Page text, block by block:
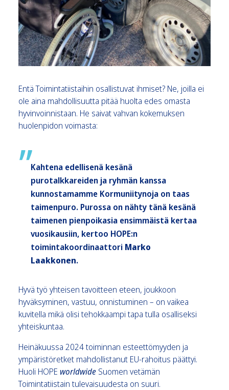
Entä Toimintatiistaihin osallistuvat ihmiset? Ne, joilla ei
ole aina mahdollisuutta pitää huolta edes omasta
hyvinvoinnistaan. He saivat vahvan kokemuksen
huolenpidon voimasta:
Kahtena edellisenä kesänä
purotalkkareiden ja ryhmän kanssa
kunnostamamme Kormuniitynoja on taas
taimenpuro. Purossa on nähty tänä kesänä
taimenen pienpoikasia ensimmäistä kertaa
vuosikausiin, kertoo HOPE:n
toimintakoordinaattori Marko
Laakkonen.
Hyvä työ yhteisen tavoitteen eteen, joukkoon
hyväksyminen, vastuu, onnistuminen – on vaikea
kuvitella mikä olisi tehokkaampi tapa tulla osalliseksi
yhteiskuntaa.
Heinäkuussa 2024 toiminnan esteettömyyden ja
ympäristöretket mahdollistanut EU-rahoitus päättyi.
Huoli HOPE worldwide Suomen vetämän
Toimintatiistain tulevaisuudesta on suuri.